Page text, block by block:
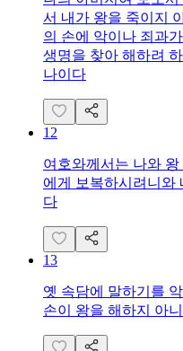
서 내가 왕을 죽이지
의 손에 악이나 죄과
생명을 찾아 해하려
나이다
12
여호와께서는 나와
에게 보복하시려니와
다
13
옛 속담에 말하기를
손이 왕을 해하지 아